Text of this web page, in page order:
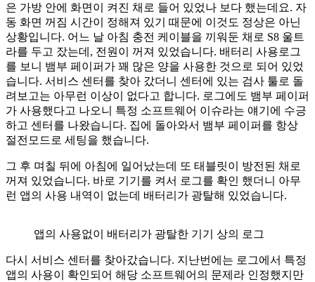
은 가방 안에 화면이 켜진 채로 들어 있었나 보다 했는데요. 자
동 화면 꺼짐 시간이 정해져 있기 때문에 이것도 정상은 아닌
상황입니다. 어느 날 아침 충전 케이블을 끼워둔 채로 S8 울트
라를 두고 잤는데, 전원이 꺼져 있었습니다. 배터리 사용로그
를 보니 뱀부 페이퍼가 꽤 많은 양을 사용한 것으로 되어 있었
습니다. 서비스 센터를 찾아 갔더니 센터에 있는 검사 툴로 돌
려보고는 아무런 이상이 없다고 합니다. 로그에도 뱀부 페이퍼
가 사용했다고 나오니 특정 소프트웨어 이슈라는 얘기에 수긍
하고 센터를 나왔습니다. 집에 돌아와서 뱀부 페이퍼를 항상
절전모드로 세팅을 했습니다.
그 후 며칠 뒤에 아침에 일어났는데 또 태블릿이 방전된 채로
꺼져 있었습니다. 바로 기기를 켜서 로그를 확인 했더니 아무
런 앱의 사용 내역이 없는데 배터리가 광탈해 있었습니다.
앱의 사용없이 배터리가 광탈한 기기 상의 로그
다시 서비스 센터를 찾아갔습니다. 지난번에는 로그에서 특정
앱의 사용이 확인되어 해당 소프트웨어의 문제라 인정했지만